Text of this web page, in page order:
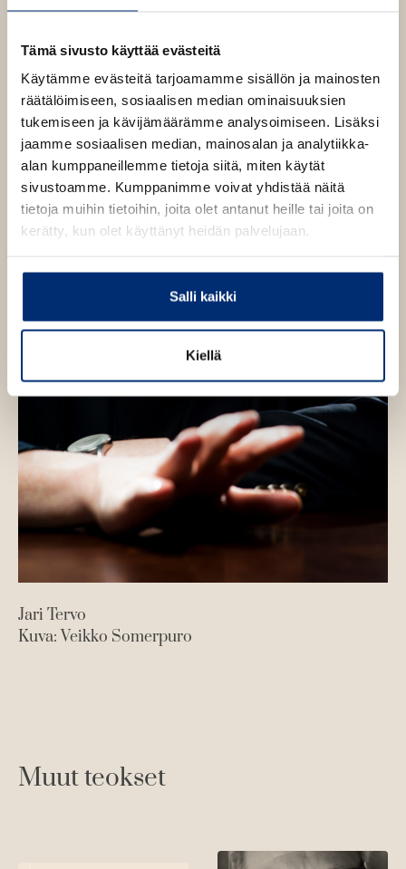
Tämä sivusto käyttää evästeitä
Käytämme evästeitä tarjoamamme sisällön ja mainosten
räätälöimiseen, sosiaalisen median ominaisuuksien
tukemiseen ja kävijämäärämme analysoimiseen. Lisäksi
jaamme sosiaalisen median, mainosalan ja analytiikka-
alan kumppaneillemme tietoja siitä, miten käytät
sivustoamme. Kumppanimme voivat yhdistää näitä
tietoja muihin tietoihin, joita olet antanut heille tai joita on
kerätty, kun olet käyttänyt heidän palvelujaan.
Salli kaikki
Kiellä
e
t
e
e
n
e
t
e
e
n
v
Jari Tervo
Kuva: Veikko Somerpuro
Muut teokset